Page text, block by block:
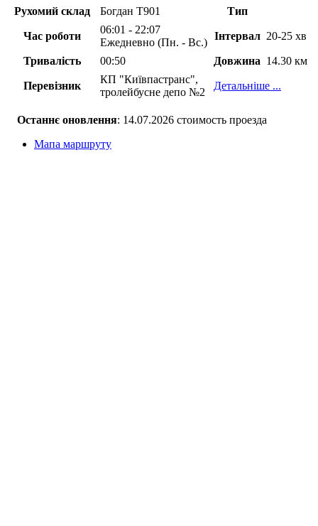
Рухомий склад
Богдан Т901 Тип
Час роботи
06:01 - 22:07
Ежедневно (Пн. - Вс.)
Інтервал 20-25 хв
Тривалість 00:50 Довжина 14.30 км
Перевізник
КП "Київпастранс",
тролейбусне депо №2
Детальніше ...
Останнє оновлення: 14.07.2026 стоимость проезда
Мапа маршруту